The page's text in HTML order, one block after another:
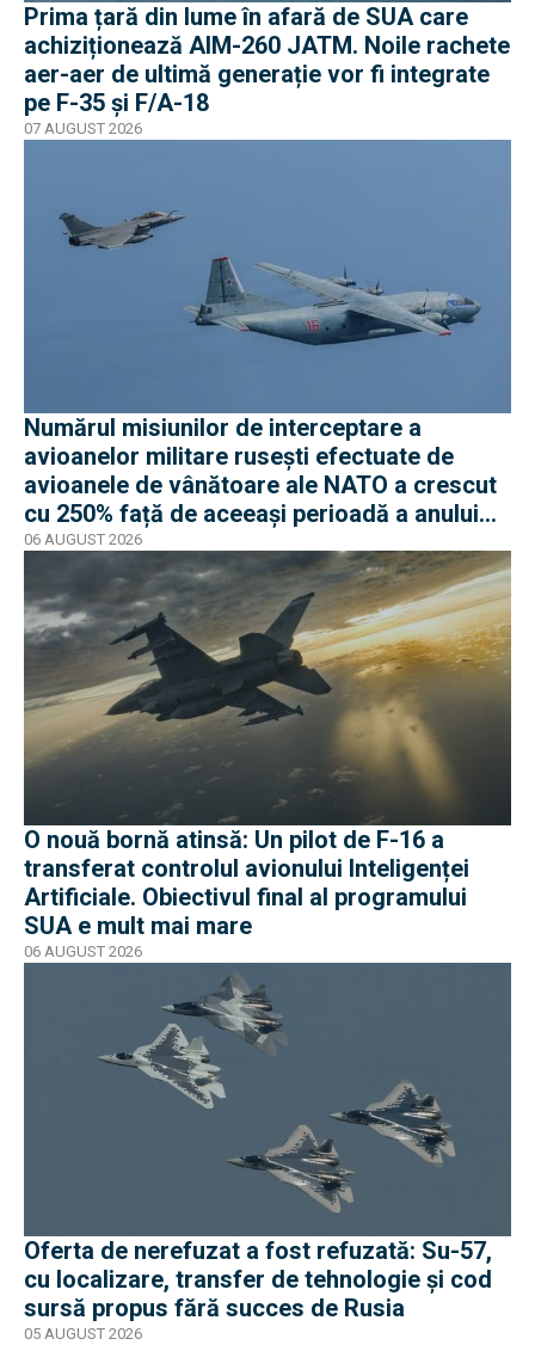
Prima țară din lume în afară de SUA care
achiziționează AIM-260 JATM. Noile rachete
aer-aer de ultimă generație vor fi integrate
pe F-35 și F/A-18
07 AUGUST 2026
Numărul misiunilor de interceptare a
avioanelor militare rusești efectuate de
avioanele de vânătoare ale NATO a crescut
cu 250% față de aceeași perioadă a anului
trecut
06 AUGUST 2026
O nouă bornă atinsă: Un pilot de F-16 a
transferat controlul avionului Inteligenței
Artificiale. Obiectivul final al programului
SUA e mult mai mare
06 AUGUST 2026
Oferta de nerefuzat a fost refuzată: Su-57,
cu localizare, transfer de tehnologie și cod
sursă propus fără succes de Rusia
05 AUGUST 2026